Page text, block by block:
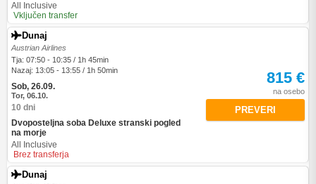
All Inclusive
Vključen transfer
Dunaj
Austrian Airlines
Tja: 07:50 - 10:35 / 1h 45min
Nazaj: 13:05 - 13:55 / 1h 50min
Sob, 26.09.
Tor, 06.10.
10 dni
Dvoposteljna soba Deluxe stranski pogled
na morje
All Inclusive
Brez transferja
815 €
na osebo
PREVERI
Dunaj